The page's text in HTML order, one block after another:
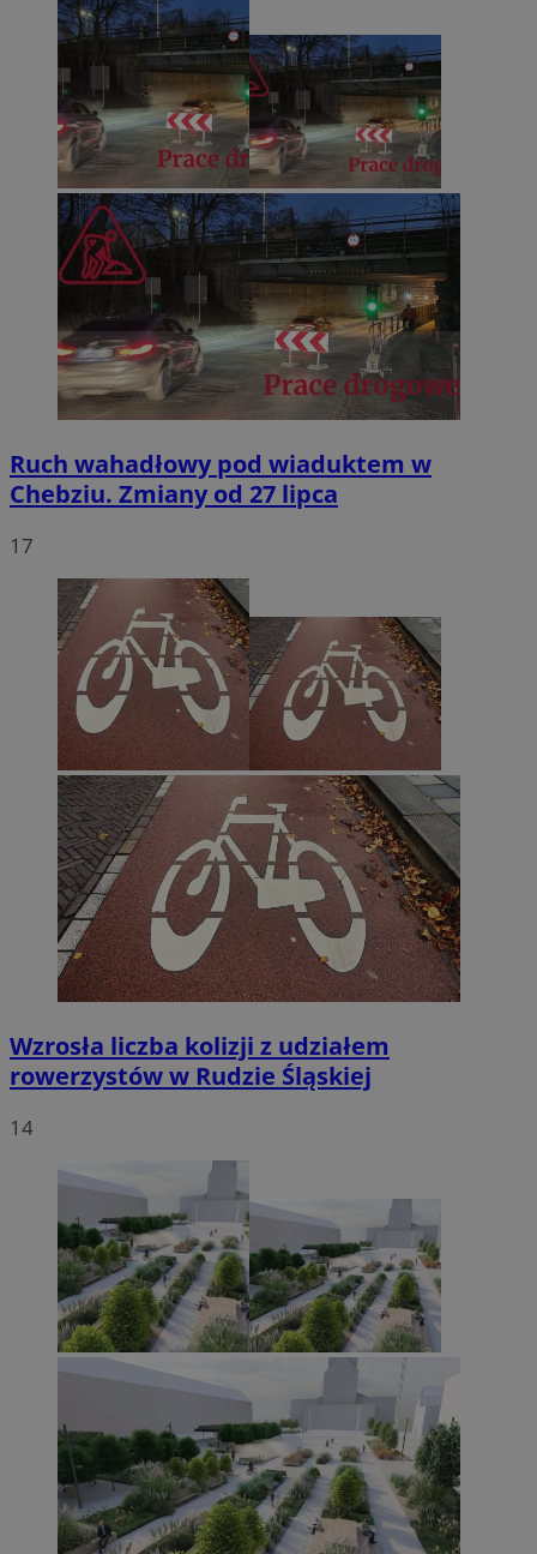
Ruch wahadłowy pod wiaduktem w
Chebziu. Zmiany od 27 lipca
17
Wzrosła liczba kolizji z udziałem
rowerzystów w Rudzie Śląskiej
14